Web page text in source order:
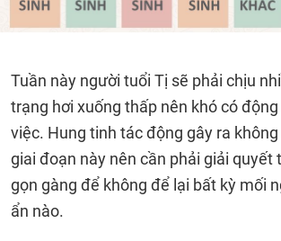
Tuần này người tuổi Tị sẽ phải chịu
trạng hơi xuống thấp nên khó có
việc. Hung tinh tác động gây ra
giai đoạn này nên cần phải giải quyết
gọn gàng để không để lại bất kỳ mối
ẩn nào.